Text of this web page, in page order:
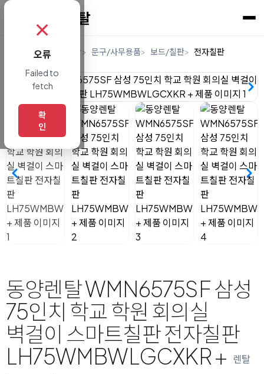
렌탈 생활/건강 문구/사무용품 보드/칠판 전자칠판
동양렌탈 WMN6575SF 삼성
75인치 학교 학원 회의실
벽걸이 스마트칠판 전자칠판
LH75WMBWLGCXKR + 렌탈
✗
오류
Failed to
fetch
확
인